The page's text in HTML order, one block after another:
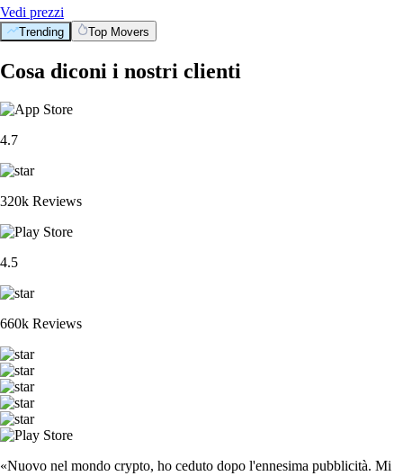
Vedi prezzi
Trending Top Movers
Cosa diconi i nostri clienti
4.7
320k Reviews
4.5
660k Reviews
«Nuovo nel mondo crypto, ho ceduto dopo l'ennesima pubblicità. Mi